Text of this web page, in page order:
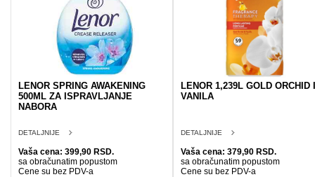
LENOR SPRING AWAKENING
500ML ZA ISPRAVLJANJE
NABORA
DETALJNIJE
Vaša cena: 399,90 RSD.
sa obračunatim popustom
Cene su bez PDV-a
LENOR 1,239L GOLD ORCHID I
VANILA
DETALJNIJE
Vaša cena: 379,90 RSD.
sa obračunatim popustom
Cene su bez PDV-a